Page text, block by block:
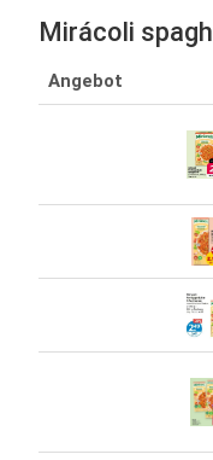
Mirácoli
Angebot